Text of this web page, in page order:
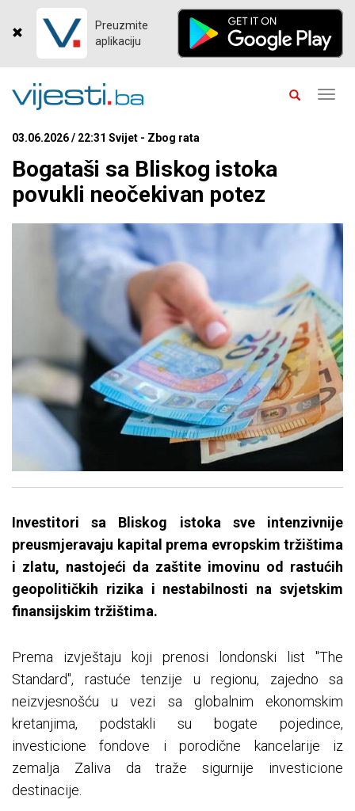
Preuzmite
aplikaciju
03.06.2026 / 22:31 Svijet - Zbog rata
Bogataši sa Bliskog istoka
povukli neočekivan potez
​Investitori sa Bliskog istoka sve intenzivnije
preusmjeravaju kapital prema evropskim tržištima
i zlatu, nastojeći da zaštite imovinu od rastućih
geopolitičkih rizika i nestabilnosti na svjetskim
finansijskim tržištima.
Prema izvještaju koji prenosi londonski list "The
Standard", rastuće tenzije u regionu, zajedno sa
neizvjesnošću u vezi sa globalnim ekonomskim
kretanjima, podstakli su bogate pojedince,
investicione fondove i porodične kancelarije iz
zemalja Zaliva da traže sigurnije investicione
destinacije.